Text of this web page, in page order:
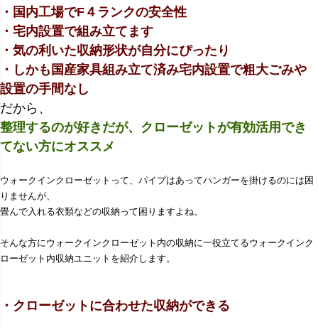
・国内工場でF４ランクの安全性
・宅内設置で組み立てます
・気の利いた収納形状が自分にぴったり
・しかも国産家具組み立て済み宅内設置で粗大ごみや
設置の手間なし
だから、
整理するのが好きだが、クローゼットが有効活用でき
てない方にオススメ
ウォークインクローゼットって、パイプはあってハンガーを掛けるのには困
りませんが、
畳んで入れる衣類などの収納って困りますよね。
そんな方にウォークインクローゼット内の収納に一役立てるウォークインク
ローゼット内収納ユニットを紹介します。
・ クローゼットに合わせた収納ができる